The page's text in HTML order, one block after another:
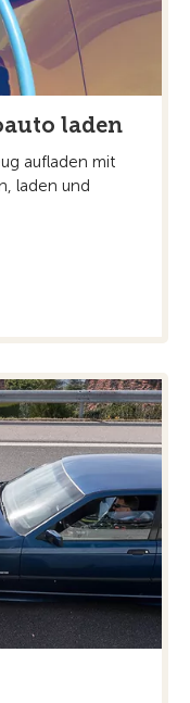
laden
aufladen mit
laden und